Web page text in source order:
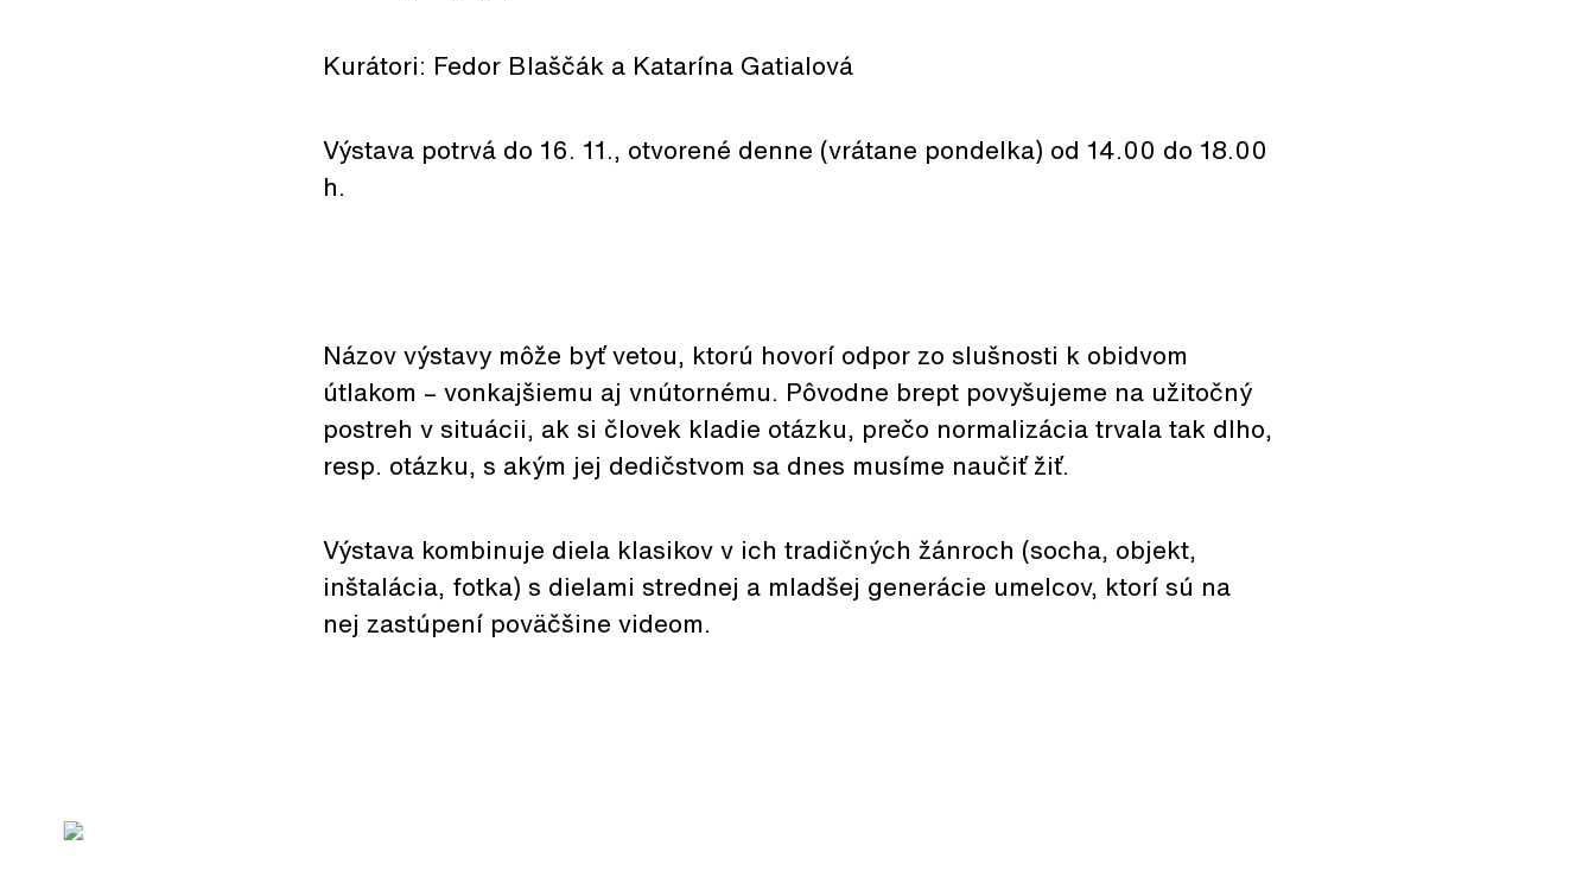
Kurátori: Fedor Blaščák a Katarína Gatialová
Výstava potrvá do 16. 11., otvorené denne (vrátane pondelka) od 14.00 do 18.00
h.
Názov výstavy môže byť vetou, ktorú hovorí odpor zo slušnosti k obidvom
útlakom – vonkajšiemu aj vnútornému. Pôvodne brept povyšujeme na užitočný
postreh v situácii, ak si človek kladie otázku, prečo normalizácia trvala tak dlho,
resp. otázku, s akým jej dedičstvom sa dnes musíme naučiť žiť.
Výstava kombinuje diela klasikov v ich tradičných žánroch (socha, objekt,
inštalácia, fotka) s dielami strednej a mladšej generácie umelcov, ktorí sú na
nej zastúpení poväčšine videom.